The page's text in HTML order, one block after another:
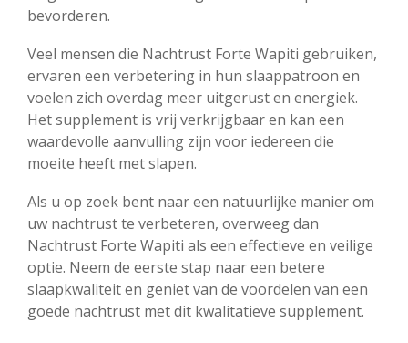
bevorderen.
Veel mensen die Nachtrust Forte Wapiti gebruiken,
ervaren een verbetering in hun slaappatroon en
voelen zich overdag meer uitgerust en energiek.
Het supplement is vrij verkrijgbaar en kan een
waardevolle aanvulling zijn voor iedereen die
moeite heeft met slapen.
Als u op zoek bent naar een natuurlijke manier om
uw nachtrust te verbeteren, overweeg dan
Nachtrust Forte Wapiti als een effectieve en veilige
optie. Neem de eerste stap naar een betere
slaapkwaliteit en geniet van de voordelen van een
goede nachtrust met dit kwalitatieve supplement.